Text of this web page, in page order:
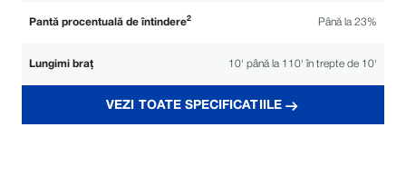
Pantă procentuală de întindere2 Până la 23%
Lungimi braț 10' până la 110' în trepte de 10'
Angrenaje pentru roți
Funcție moderată, Seria 740,
VEZI TOATE SPECIFICATIILE